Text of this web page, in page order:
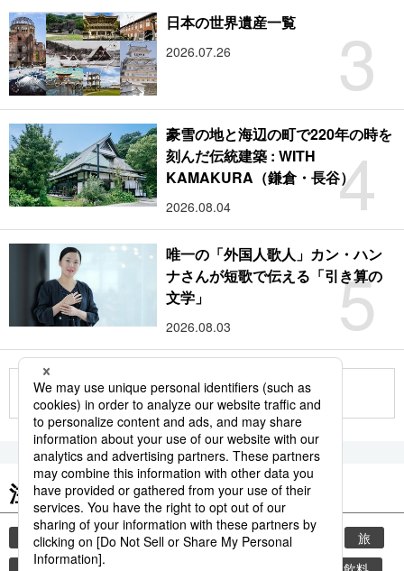
3
日本の世界遺産一覧
2026.07.26
4
豪雪の地と海辺の町で220年の時を
刻んだ伝統建築 : WITH
KAMAKURA（鎌倉・長谷）
2026.08.04
5
唯一の「外国人歌人」カン・ハン
ナさんが短歌で伝える「引き算の
文学」
2026.08.03
もっと見る
注目のキーワード
共同通信ニュース 時事通信ニュース 観光
旅